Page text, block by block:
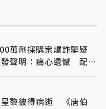
萬劑採購案爆詐騙疑
聲明：痛心遺憾 配合
益
黎彼得病逝 《唐伯